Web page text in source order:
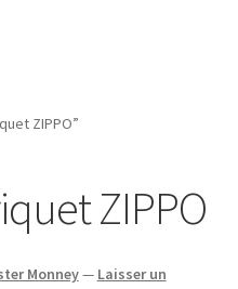
ZIPPO”
ZIPPO
Monney— Laisser un